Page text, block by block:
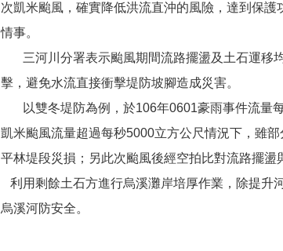
次凱米颱風，確實降低洪流直沖的風險，達到保
情事。
三河川分署表示颱風期間流路擺盪及土石運移
擊，避免水流直接衝擊堤防坡腳造成災害。
以雙冬堤防為例，於106年0601豪雨事件流量
凱米颱風流量超過每秒5000立方公尺情況下，雖
平林堤段災損；另此次颱風後經空拍比對流路擺盪
利用剩餘土石方進行烏溪灘岸培厚作業，除提升
烏溪河防安全。